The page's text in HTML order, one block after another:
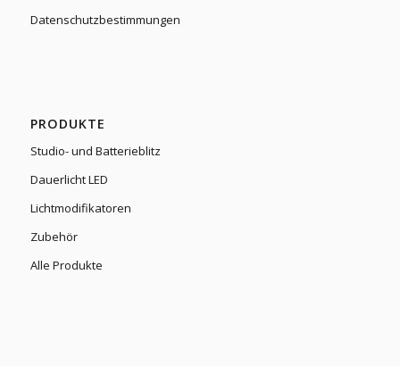
Datenschutzbestimmungen
PRODUKTE
Studio- und Batterieblitz
Dauerlicht LED
Lichtmodifikatoren
Zubehör
Alle Produkte